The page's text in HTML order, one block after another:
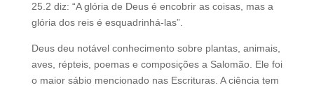
25.2 diz: “A glória de Deus é encobrir as coisas, mas a
glória dos reis é esquadrinhá-las”.
Deus deu notável conhecimento sobre plantas, animais,
aves, répteis, poemas e composições a Salomão. Ele foi
o maior sábio mencionado nas Escrituras. A ciência tem